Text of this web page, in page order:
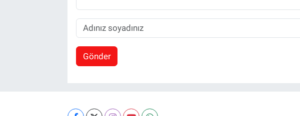
Gönder